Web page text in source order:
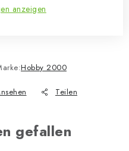
anzeigen
Hobby 2000
Teilen
gefallen